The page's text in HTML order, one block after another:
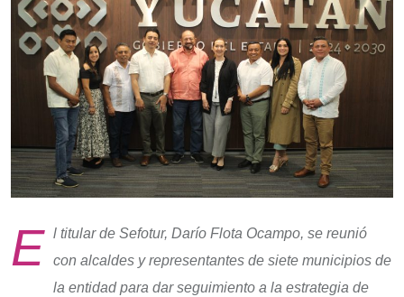
E l titular de Sefotur, Darío Flota Ocampo, se reunió
con alcaldes y representantes de siete municipios de
la entidad para dar seguimiento a la estrategia de